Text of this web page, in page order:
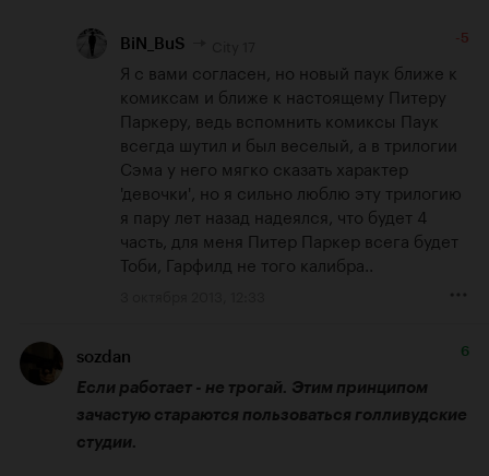
BiN_BuS -5
Я с вами согласен, но новый паук ближе к
комиксам и ближе к настоящему Питеру
Паркеру, ведь вспомнить комиксы Паук
всегда шутил и был веселый, а в трилогии
Сэма у него мягко сказать характер
'девочки', но я сильно люблю эту трилогию
я пару лет назад надеялся, что будет 4
часть, для меня Питер Паркер всега будет
Тоби, Гарфилд не того калибра..
sozdan 6
Если работает - не трогай. Этим принципом
зачастую стараются пользоваться голливудские
студии.